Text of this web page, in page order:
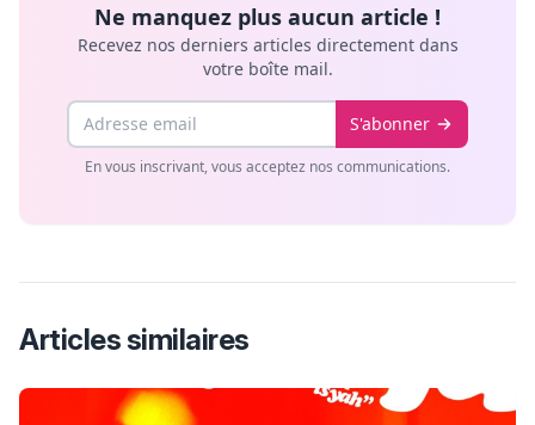
Ne manquez plus aucun article !
Recevez nos derniers articles directement dans
votre boîte mail.
Email S'abonner
En vous inscrivant, vous acceptez nos communications.
Articles similaires